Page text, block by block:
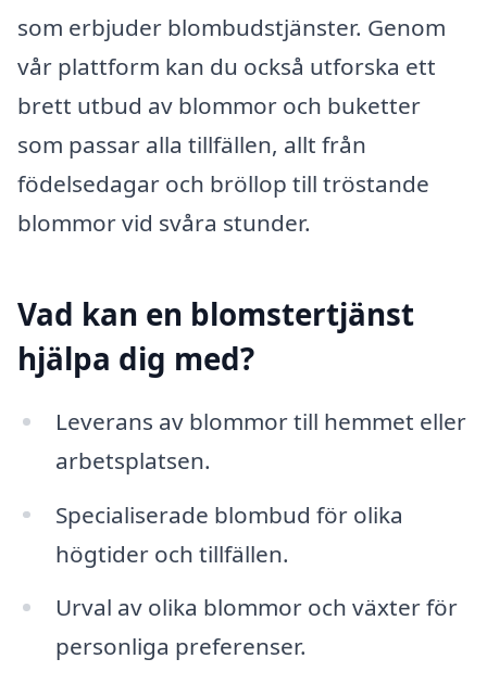
som erbjuder blombudstjänster. Genom
vår plattform kan du också utforska ett
brett utbud av blommor och buketter
som passar alla tillfällen, allt från
födelsedagar och bröllop till tröstande
blommor vid svåra stunder.
Vad kan en blomstertjänst
hjälpa dig med?
Leverans av blommor till hemmet eller
arbetsplatsen.
Specialiserade blombud för olika
högtider och tillfällen.
Urval av olika blommor och växter för
personliga preferenser.